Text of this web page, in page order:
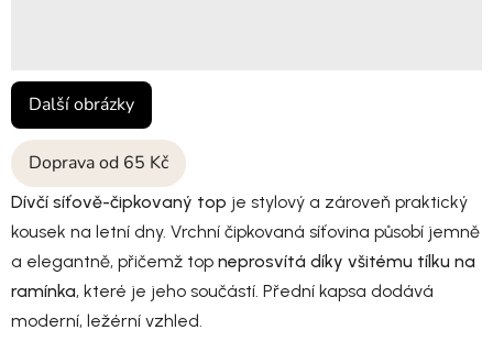
Doprava od 65 Kč
Dívčí síťově-čipkovaný top je stylový a zároveň praktický
kousek na letní dny. Vrchní čipkovaná síťovina působí jemně
a elegantně, přičemž top neprosvítá díky všitému tílku na
ramínka, které je jeho součástí. Přední kapsa dodává
moderní, ležérní vzhled.
Další obrázky